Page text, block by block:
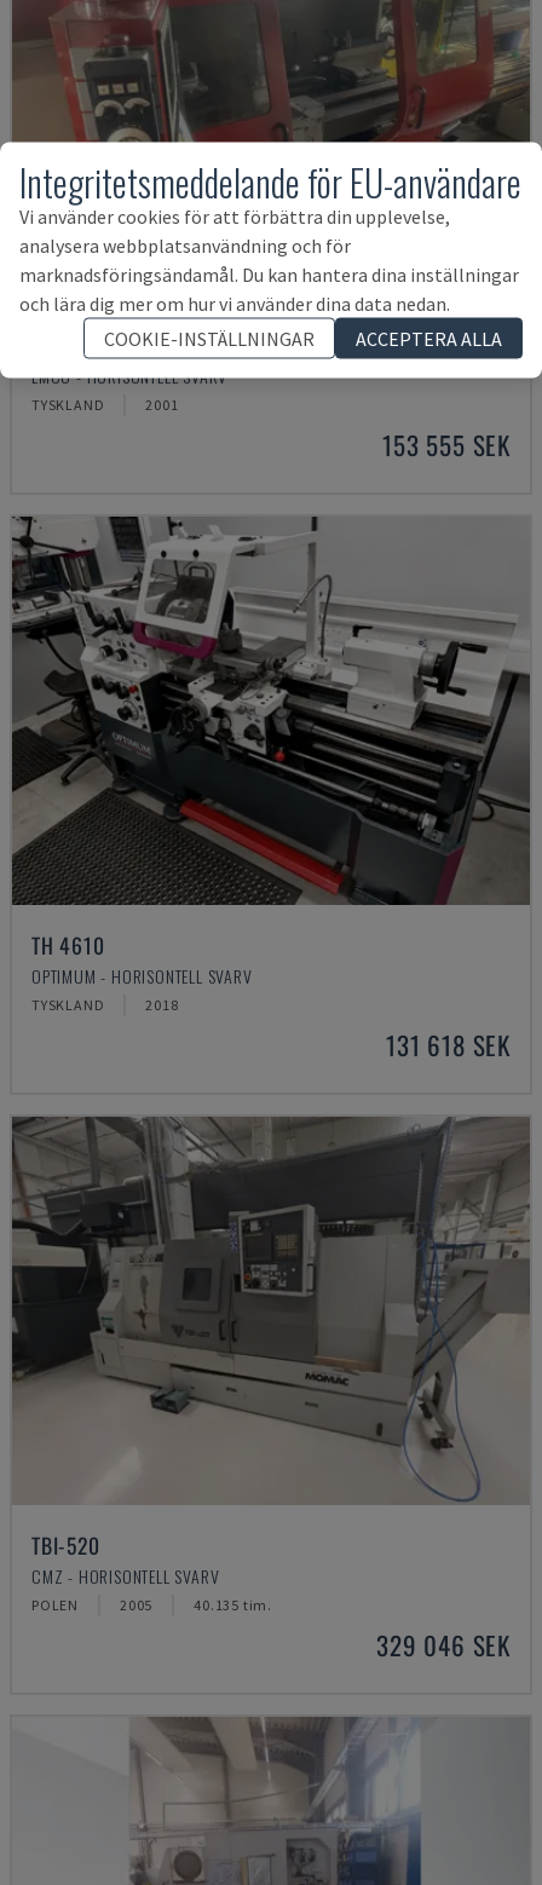
EMCOMAT 200X1000
EMCO - HORISONTELL SVARV
TYSKLAND 2001
153 555 SEK
TH 4610
OPTIMUM - HORISONTELL SVARV
TYSKLAND 2018
131 618 SEK
TBI-520
CMZ - HORISONTELL SVARV
POLEN 2005 40.135 tim.
329 046 SEK
Integritetsmeddelande för EU-användare
Vi använder cookies för att förbättra din upplevelse,
analysera webbplatsanvändning och för
marknadsföringsändamål. Du kan hantera dina inställningar
och lära dig mer om hur vi använder dina data nedan.
COOKIE-INSTÄLLNINGAR
ACCEPTERA ALLA